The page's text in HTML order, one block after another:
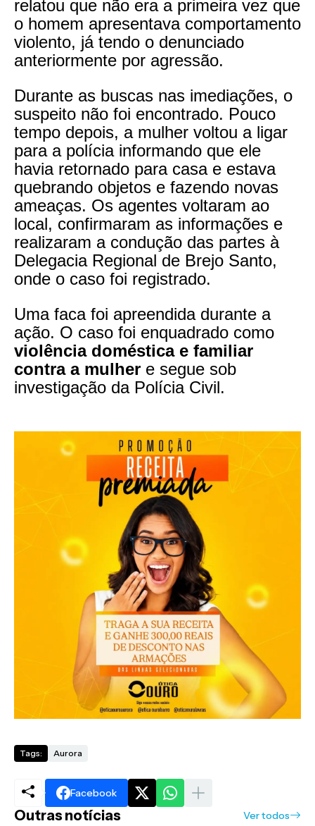
relatou que não era a primeira vez que
o homem apresentava comportamento
violento, já tendo o denunciado
anteriormente por agressão.
Durante as buscas nas imediações, o
suspeito não foi encontrado. Pouco
tempo depois, a mulher voltou a ligar
para a polícia informando que ele
havia retornado para casa e estava
quebrando objetos e fazendo novas
ameaças. Os agentes voltaram ao
local, confirmaram as informações e
realizaram a condução das partes à
Delegacia Regional de Brejo Santo,
onde o caso foi registrado.
Uma faca foi apreendida durante a
ação. O caso foi enquadrado como
violência doméstica e familiar
contra a mulher e segue sob
investigação da Polícia Civil.
Tags: Aurora
Facebook
Outras notícias Ver todos